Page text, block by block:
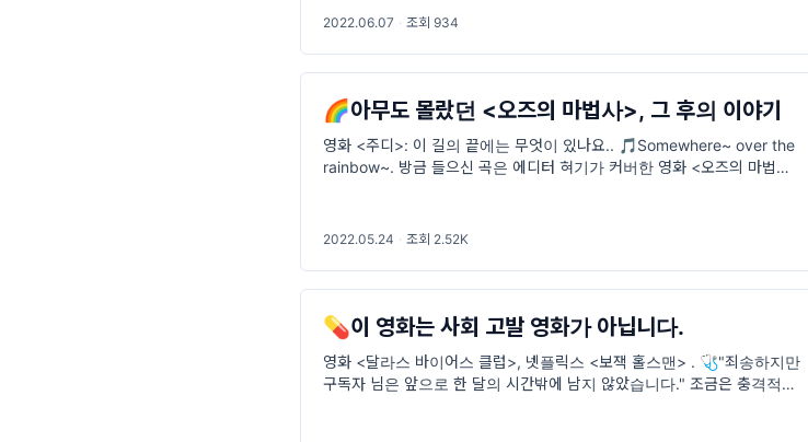
2022.06.07 · 조회 934
🌈아무도 몰랐던 <오즈의 마법사>, 그 후의 이야기
영화 <주디>: 이 길의 끝에는 무엇이 있나요.. 🎵Somewhere~ over the
rainbow~. 방금 들으신 곡은 에디터 혀기가 커버한 영화 <오즈의 마법사>
2022.05.24 · 조회 2.52K
💊이 영화는 사회 고발 영화가 아닙니다.
영화 <달라스 바이어스 클럽>, 넷플릭스 <보잭 홀스맨> . 🩺"죄송하지만
구독자 님은 앞으로 한 달의 시간밖에 남지 않았습니다." 조금은 충격적인 소